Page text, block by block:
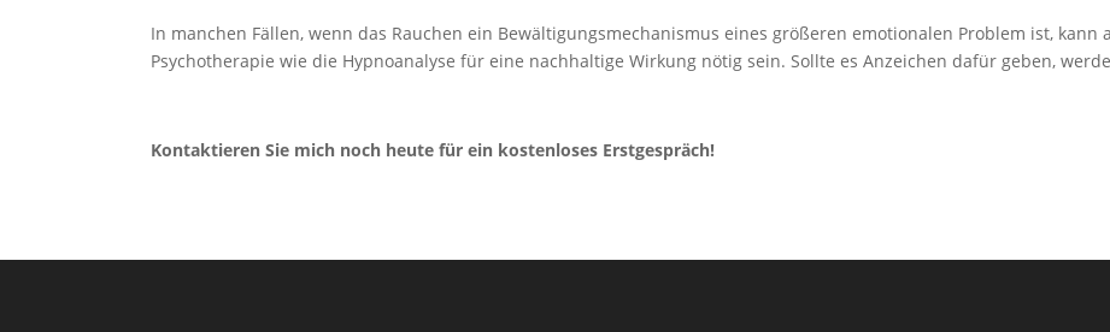
In manchen Fällen, wenn das Rauchen ein Bewältigungsmechanismus eines größeren emotionalen Problem ist, kann
Psychotherapie wie die Hypnoanalyse für eine nachhaltige Wirkung nötig sein. Sollte es Anzeichen dafür geben,
Kontaktieren Sie mich noch heute für ein kostenloses Erstgespräch!